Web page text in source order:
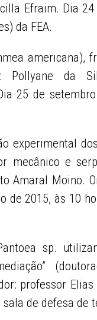
Efraim. Dia
da FEA.
americana),
Pollyane da
25 de
experimental
mecânico e
Amaral Moino.
de 2015, às 10
sp.
professor
de defesa de